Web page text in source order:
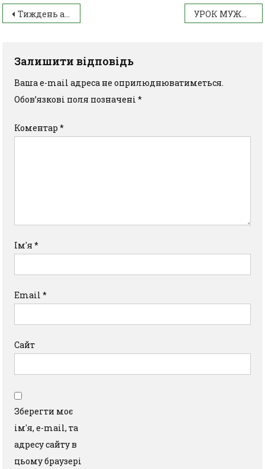
Тиждень агроінженерних дисциплін УРОК МУЖНОСТІ В ІАТФК
Залишити відповідь
Ваша e-mail адреса не оприлюднюватиметься.
Обов’язкові поля позначені*
Коментар*
Ім'я*
Email*
Сайт
Зберегти моє
ім'я, e-mail, та
адресу сайту в
цьому браузері